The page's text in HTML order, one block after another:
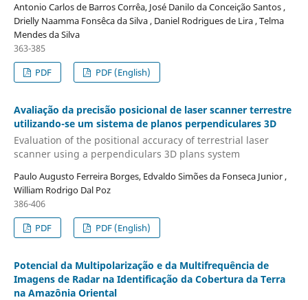
Antonio Carlos de Barros Corrêa, José Danilo da Conceição Santos ,
Drielly Naamma Fonsêca da Silva , Daniel Rodrigues de Lira , Telma
Mendes da Silva
363-385
PDF
PDF (English)
Avaliação da precisão posicional de laser scanner terrestre
utilizando-se um sistema de planos perpendiculares 3D
Evaluation of the positional accuracy of terrestrial laser
scanner using a perpendiculars 3D plans system
Paulo Augusto Ferreira Borges, Edvaldo Simões da Fonseca Junior ,
William Rodrigo Dal Poz
386-406
PDF
PDF (English)
Potencial da Multipolarização e da Multifrequência de
Imagens de Radar na Identificação da Cobertura da Terra
na Amazônia Oriental